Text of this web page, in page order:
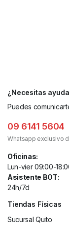
¿Necesitas
Puedes
09 6141 5604
Whatsapp exclusivo
Oficinas:
Lun-vier 09:00-
Asistente BOT:
24h/7d
Tiendas Físicas
Sucursal Quito